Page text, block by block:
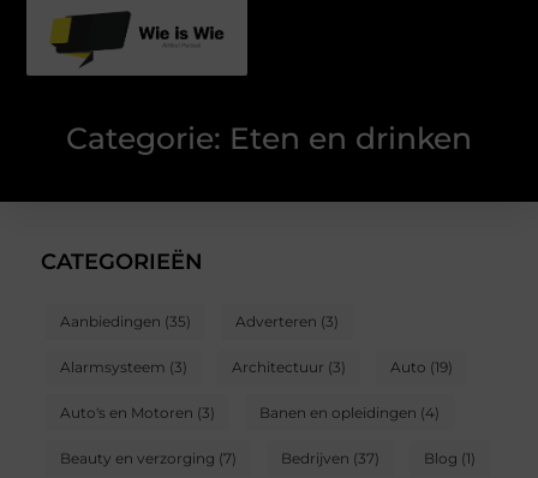
Categorie: Eten en drinken
CATEGORIEËN
Aanbiedingen (35) Adverteren (3)
Alarmsysteem (3) Architectuur (3) Auto (19)
Auto's en Motoren (3) Banen en opleidingen (4)
Beauty en verzorging (7) Bedrijven (37) Blog (1)